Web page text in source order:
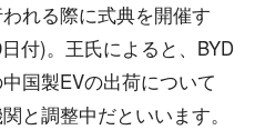
れる際に式典を開催す
付)。王氏によると、BYD
国製EVの出荷について
と調整中だといいます。